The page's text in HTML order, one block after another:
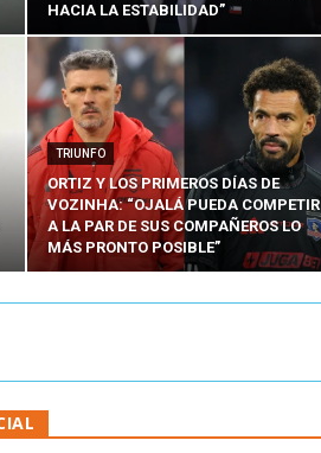
HACIA LA ESTABILIDAD”
TRIUNFO
ORTIZ Y LOS PRIMEROS DÍAS DE
VOZINHA: “OJALÁ PUEDA COMPETIR
A LA PAR DE SUS COMPAÑEROS LO
MÁS PRONTO POSIBLE”